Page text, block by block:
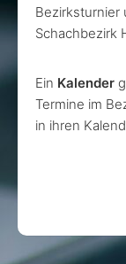
Bezirksturnier
Schachbezirk
Ein Kalender
Termine im
in ihren